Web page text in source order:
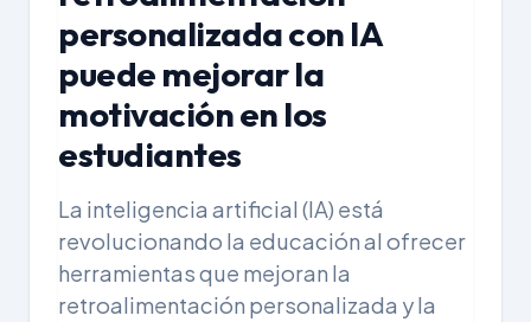
personalizada con IA
puede mejorar la
motivación en los
estudiantes
La inteligencia artificial (IA) está
revolucionando la educación al ofrecer
herramientas que mejoran la
retroalimentación personalizada y la